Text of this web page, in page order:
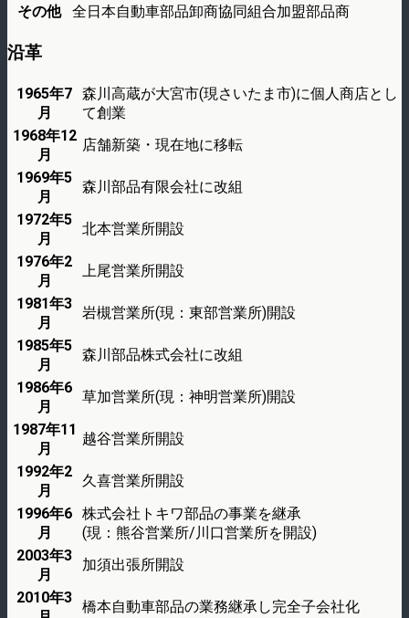
その他
全日本自動車部品卸商協同組合加盟部品商
沿革
1965年7
月
森川高蔵が大宮市(現さいたま市)に個人商店とし
て創業
1968年12
月
店舗新築・現在地に移転
1969年5
月
森川部品有限会社に改組
1972年5
月
北本営業所開設
1976年2
月
上尾営業所開設
1981年3
月
岩槻営業所(現：東部営業所)開設
1985年5
月
森川部品株式会社に改組
1986年6
月
草加営業所(現：神明営業所)開設
1987年11
月
越谷営業所開設
1992年2
月
久喜営業所開設
1996年6
月
株式会社トキワ部品の事業を継承
(現：熊谷営業所/川口営業所を開設)
2003年3
月
加須出張所開設
2010年3
橋本自動車部品の業務継承し完全子会社化